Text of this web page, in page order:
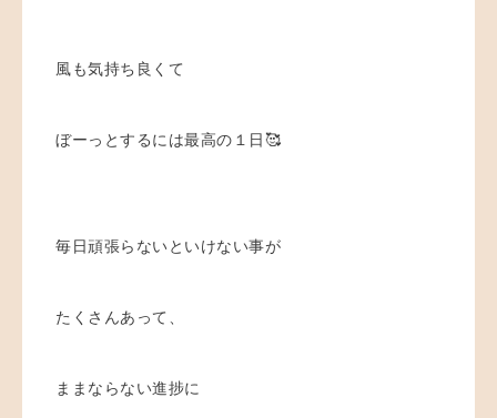
風も気持ち良くて
ぼーっとするには最高の１日🥰
毎日頑張らないといけない事が
たくさんあって、
ままならない進捗に